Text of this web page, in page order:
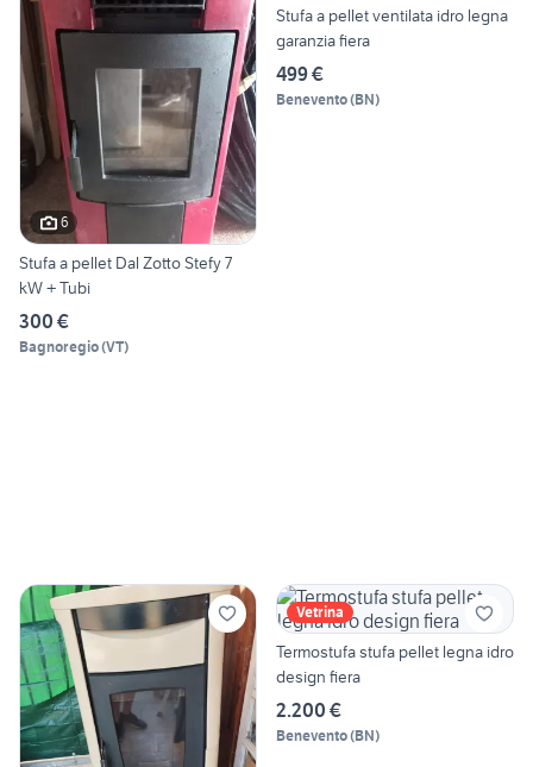
6
Stufa a pellet Dal Zotto Stefy 7
kW + Tubi
300 €
Bagnoregio(VT)
Stufa a pellet ventilata idro legna
garanzia fiera
499 €
Benevento(BN)
Vetrina
Termostufa stufa pellet legna idro
design fiera
2.200 €
Benevento(BN)